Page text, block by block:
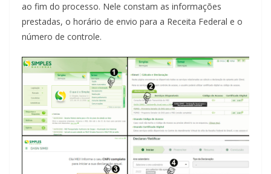
ao fim do processo. Nele constam as informações
prestadas, o horário de envio para a Receita Federal e o
número de controle.